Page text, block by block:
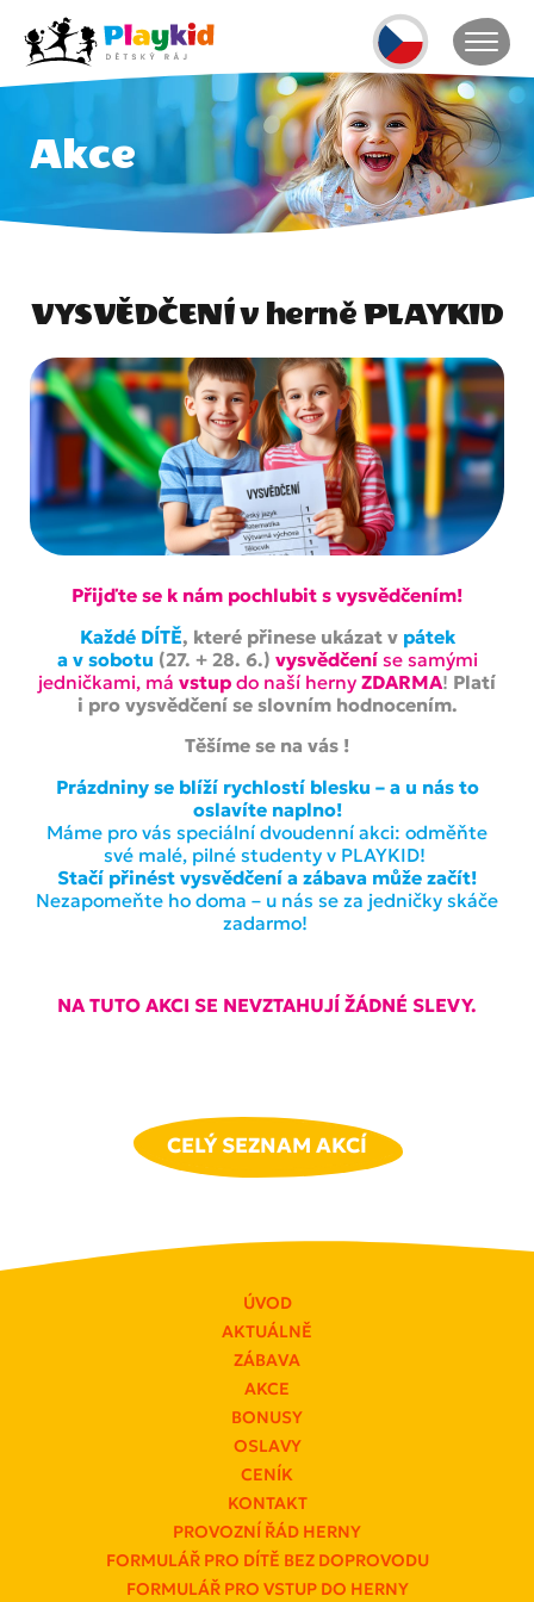
Akce
VYSVĚDČENÍ v herně PLAYKID
Přijďte se k nám pochlubit s vysvědčením!
Každé DÍTĚ, které přinese ukázat v pátek
a v sobotu (27. + 28. 6.) vysvědčeníse samými
jedničkami, má vstup do naší herny ZDARMA! Platí
i pro vysvědčení se slovním hodnocením.
Těšíme se na vás !
Prázdniny se blíží rychlostí blesku – a u nás to
oslavíte naplno!
Máme pro vás speciální dvoudenní akci: odměňte
své malé, pilné studenty v PLAYKID!
Stačí přinést vysvědčení a zábava může začít!
Nezapomeňte ho doma – u nás se za jedničky skáče
zadarmo!
NA TUTO AKCI SE NEVZTAHUJÍ ŽÁDNÉ SLEVY.
CELÝ SEZNAM AKCÍ
ÚVOD
AKTUÁLNĚ
ZÁBAVA
AKCE
BONUSY
OSLAVY
CENÍK
KONTAKT
PROVOZNÍ ŘÁD HERNY
FORMULÁŘ PRO DÍTĚ BEZ DOPROVODU
FORMULÁŘ PRO VSTUP DO HERNY